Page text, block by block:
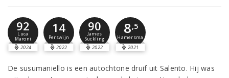
92
Luca
Maroni
2024
14
Perswijn
2022
90
James
Suckling
2022
8,5
Hamersma
2021
De susumaniello is een autochtone druif uit Salento. Hij was